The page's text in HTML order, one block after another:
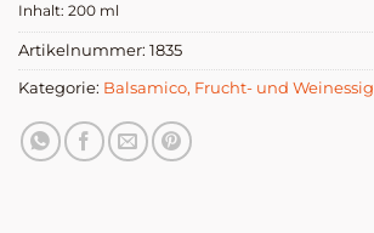
Inhalt: 200 ml
Artikelnummer: 1835
Kategorie: Balsamico, Frucht- und Weinessig